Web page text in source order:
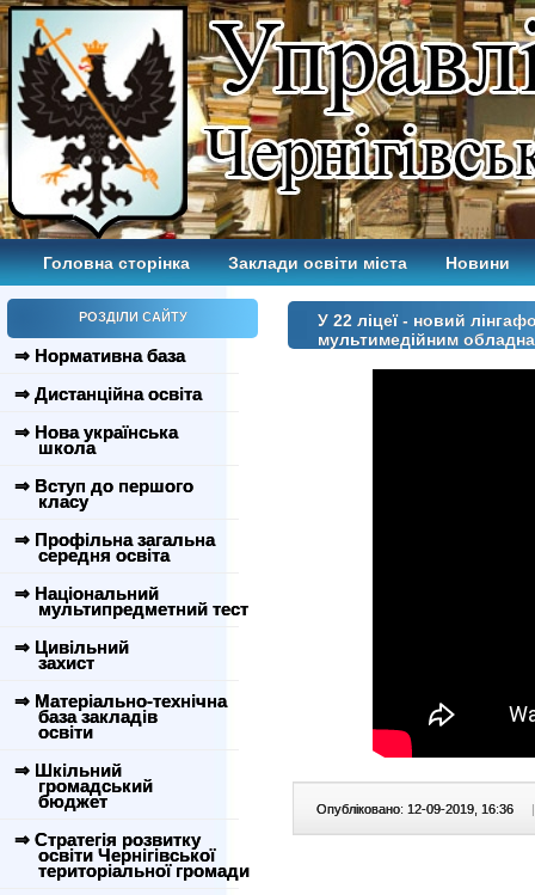
Головна сторінка Заклади освіти міста Новини
РОЗДІЛИ САЙТУ
⇒ Нормативна база
⇒ Дистанційна освіта
⇒ Нова українська
школа
⇒ Вступ до першого
класу
⇒ Профільна загальна
середня освіта
⇒ Національний
мультипредметний тест
⇒ Цивільний
захист
⇒ Матеріально-технічна
база закладів
освіти
⇒ Шкільний
громадський
бюджет
⇒ Стратегія розвитку
освіти Чернігівської
територіальної громади
У 22 ліцеї - новий
мультимедійним
Опубліковано: 12-09-2019, 16:36 |